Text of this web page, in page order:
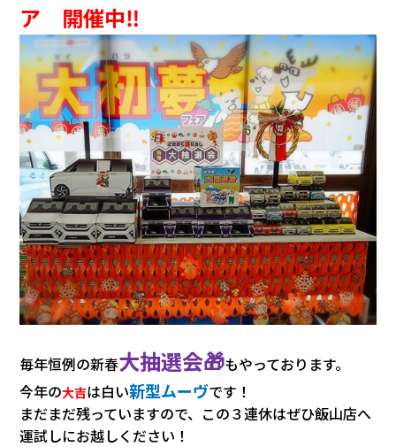
ア 開催中‼
毎年恒例の新春大抽選会🎁もやっております。
今年の大吉は白い新型ムーヴです！
まだまだ残っていますので、この３連休はぜひ飯山店へ
運試しにお越しください！